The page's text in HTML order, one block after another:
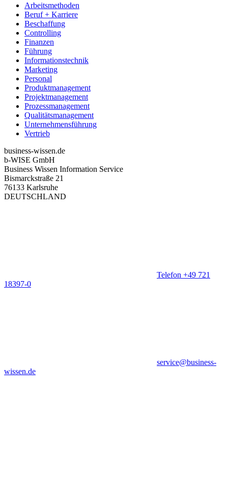
Arbeitsmethoden
Beruf + Karriere
Beschaffung
Controlling
Finanzen
Führung
Informationstechnik
Marketing
Personal
Produktmanagement
Projektmanagement
Prozessmanagement
Qualitätsmanagement
Unternehmensführung
Vertrieb
business-wissen.de
b-WISE GmbH
Business Wissen Information Service
Bismarckstraße 21
76133 Karlsruhe
DEUTSCHLAND
Telefon +49 721
18397-0
service@business-
wissen.de